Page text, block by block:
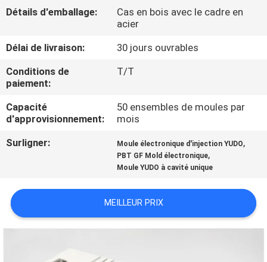
CONTRÔLE
QUALITÉ
CONTACTEZ-
NOUS
DEMANDEZ
CITATION
NOUVELLES
Détails d'emballage:
Cas en bois avec le cadre en
acier
Délai de livraison:
30 jours ouvrables
Conditions de
paiement:
T/T
Capacité
d'approvisionnement:
50 ensembles de moules par
mois
Surligner:
Moule électronique d'injection YUDO,
PBT GF Mold électronique,
Moule YUDO à cavité unique
MEILLEUR PRIX